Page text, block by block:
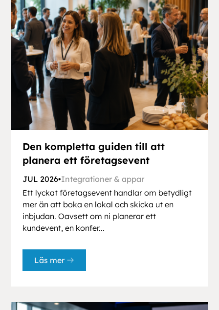
Den kompletta guiden till att
planera ett företagsevent
JUL 2026•Integrationer & appar
Ett lyckat företagsevent handlar om betydligt
mer än att boka en lokal och skicka ut en
inbjudan. Oavsett om ni planerar ett
kundevent, en konfer...
Läs mer